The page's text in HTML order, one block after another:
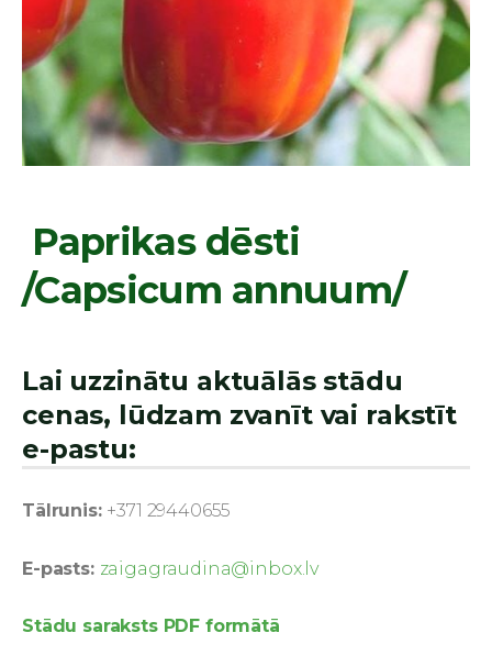
Lai uzzinātu aktuālās stādu
cenas, lūdzam zvanīt vai rakstīt
e-pastu:
Tālrunis: +371 29440655
E-pasts: zaigagraudina@inbox.lv
Stādu saraksts PDF formātā
Paprikas dēsti
/Capsicum annuum/